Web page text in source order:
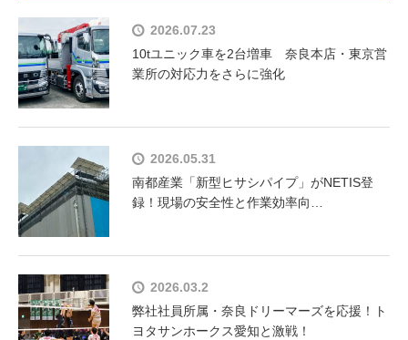
2026.07.23
10tユニック車を2台増車 奈良本店・東京営
業所の対応力をさらに強化
2026.05.31
南都産業「新型ヒサシパイプ」がNETIS登
録！現場の安全性と作業効率向…
2026.03.2
弊社社員所属・奈良ドリーマーズを応援！ト
ヨタサンホークス愛知と激戦！